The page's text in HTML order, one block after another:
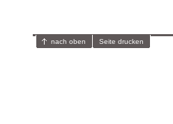
nach oben Seite drucken